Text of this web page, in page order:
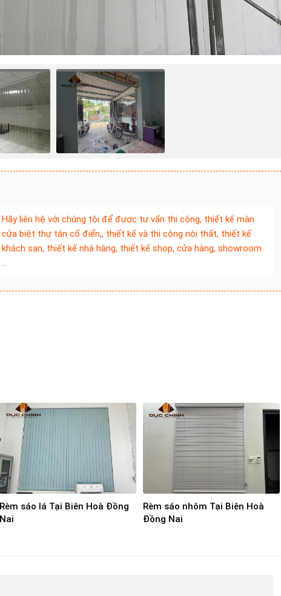
Hãy liên hệ với chúng tôi để được tư vấn thi công, thiết kế màn
cửa biệt thự tân cổ điển,, thiết kế và thi công nội thất, thiết kế
khách sạn, thiết kế nhà hàng, thiết kế shop, cửa hàng, showroom
…
Rèm sáo lá Tại Biên Hoà Đồng
Nai
Rèm sáo nhôm Tại Biên Hoà
Đồng Nai